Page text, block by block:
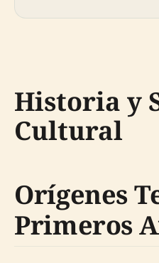
Historia y
Cultural
Orígenes
Primeros